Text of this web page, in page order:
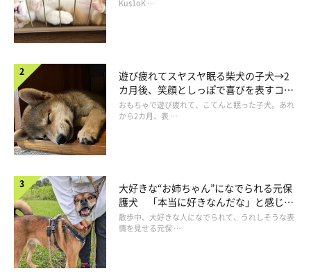
長！
Kus1oK …
遊び疲れてスヤスヤ眠る柴犬の子犬→2
カ月後、笑顔としっぽで喜びを表すコに
成長！
おもちゃで遊び疲れて、こてんと眠った子犬。あれ
から2カ月、表 …
大好きな“お姉ちゃん”になでられる元保
護犬 「本当に好きなんだな」と感じる
表情にほっこり
散歩中、大好きな人になでられて、うれしそうな表
情を見せる元保 …